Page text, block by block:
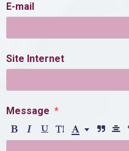
E-mail
Site Internet
Message